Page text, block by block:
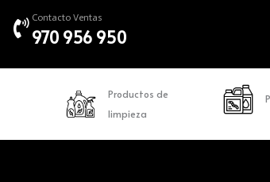
Contacto Ventas
970 956 950
Productos de
limpieza